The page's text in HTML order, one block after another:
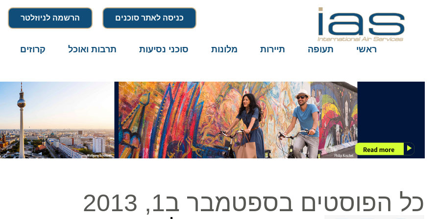
כניסה לאתר סוכנים הרשמה לניוזלטר
ראשי תעופה תיירות מלונות סוכני נסיעות תרבות ואוכל קרוזים
כל הפוסטים בספטמבר ב1, 2013